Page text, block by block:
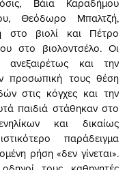
Βάια Καραδήμου
Θεόδωρο Μπαλτζή,
στο βιολί και Πέτρο
στο βιολοντσέλο. Οι
ανεξαιρέτως και την
προσωπική τους θέση
στις κόγχες και την
παιδιά στάθηκαν στο
και δικαίως
παράδειγμα
ρήση «δεν γίνεται».